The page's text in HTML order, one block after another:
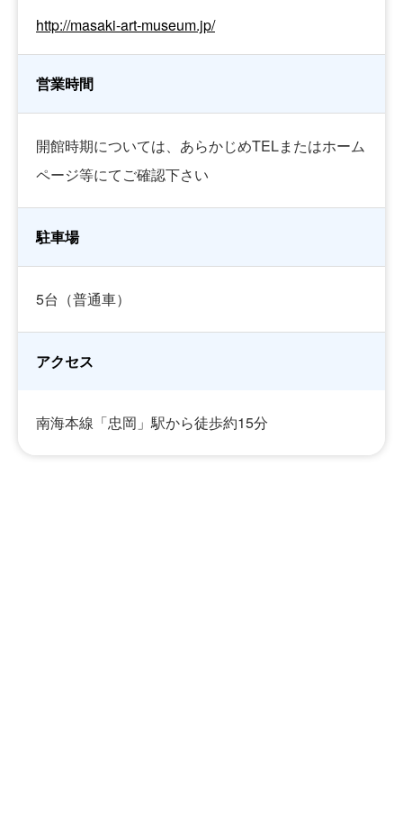
http://masaki-art-museum.jp/
営業時間
開館時期については、あらかじめTELまたはホーム
ページ等にてご確認下さい
駐車場
5台（普通車）
アクセス
南海本線「忠岡」駅から徒歩約15分